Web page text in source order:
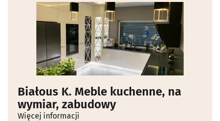
Białous K. Meble kuchenne, na
wymiar, zabudowy
Więcej informacji